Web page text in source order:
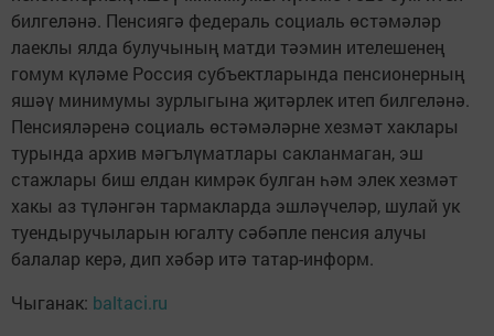
билгеләнә. Пенсиягә федераль социаль өстәмәләр
лаеклы ялда булучының матди тәэмин ителешенең
гомум күләме Россия субъектларында пенсионерның
яшәү минимумы зурлыгына җитәрлек итеп билгеләнә.
Пенсияләренә социаль өстәмәләрне хезмәт хаклары
турында архив мәгълүматлары сакланмаган, эш
стажлары биш елдан кимрәк булган һәм элек хезмәт
хакы аз түләнгән тармакларда эшләүчеләр, шулай ук
туендыручыларын югалту сәбәпле пенсия алучы
балалар керә, дип хәбәр итә татар-информ.
Чыганак: baltaci.ru